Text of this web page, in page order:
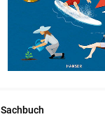
Sachbuch